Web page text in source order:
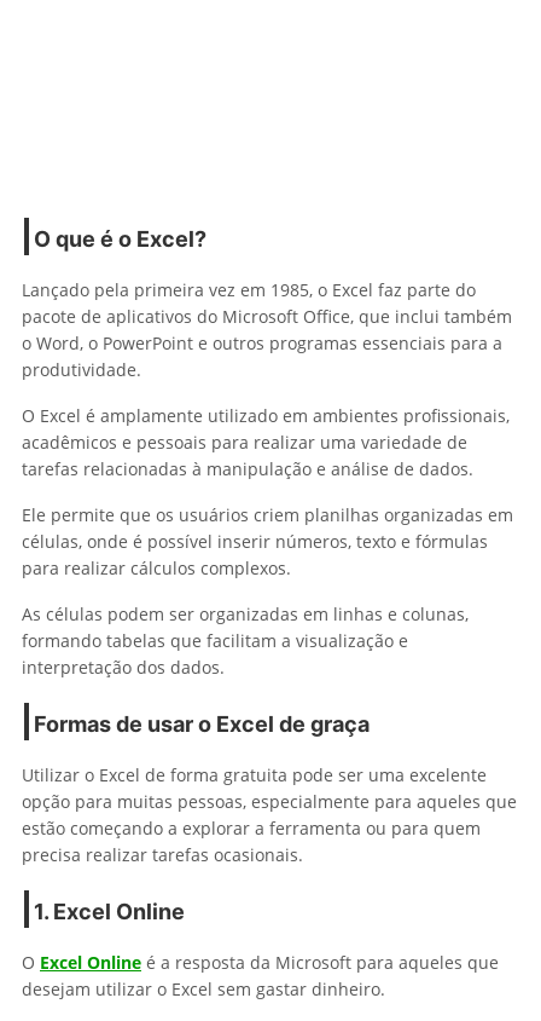
O que é o Excel?
Lançado pela primeira vez em 1985, o Excel faz parte do
pacote de aplicativos do Microsoft Office, que inclui também
o Word, o PowerPoint e outros programas essenciais para a
produtividade.
O Excel é amplamente utilizado em ambientes profissionais,
acadêmicos e pessoais para realizar uma variedade de
tarefas relacionadas à manipulação e análise de dados.
Ele permite que os usuários criem planilhas organizadas em
células, onde é possível inserir números, texto e fórmulas
para realizar cálculos complexos.
As células podem ser organizadas em linhas e colunas,
formando tabelas que facilitam a visualização e
interpretação dos dados.
Formas de usar o Excel de graça
Utilizar o Excel de forma gratuita pode ser uma excelente
opção para muitas pessoas, especialmente para aqueles que
estão começando a explorar a ferramenta ou para quem
precisa realizar tarefas ocasionais.
1. Excel Online
O Excel Online é a resposta da Microsoft para aqueles que
desejam utilizar o Excel sem gastar dinheiro.